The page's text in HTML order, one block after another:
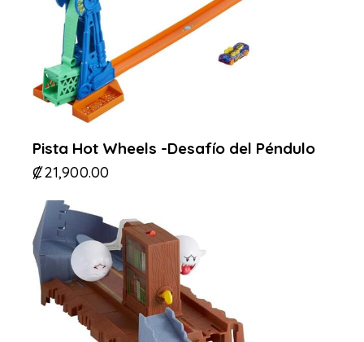
Pista Hot Wheels -Desafío del Péndulo
₡21,900.00